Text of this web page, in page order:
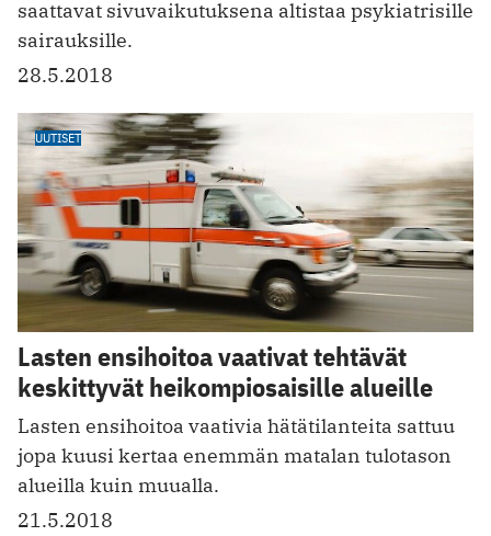
saattavat sivuvaikutuksena altistaa psykiatrisille
sairauksille.
28.5.2018
UUTISET
Lasten ensihoitoa vaativat tehtävät
keskittyvät heikompiosaisille alueille
Lasten ensihoitoa vaativia hätätilanteita sattuu
jopa kuusi kertaa enemmän matalan tulotason
alueilla kuin muualla.
21.5.2018